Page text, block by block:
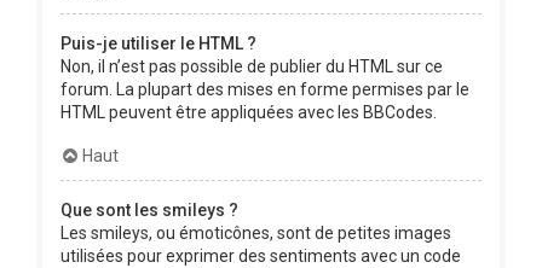
Puis-je utiliser le HTML ?
Non, il n’est pas possible de publier du HTML sur ce
forum. La plupart des mises en forme permises par le
HTML peuvent être appliquées avec les BBCodes.
Haut
Que sont les smileys ?
Les smileys, ou émoticônes, sont de petites images
utilisées pour exprimer des sentiments avec un code